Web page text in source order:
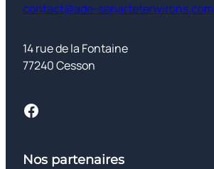
contact@ade-senartetenvirons.com
14 rue de la Fontaine
77240 Cesson
Facebook
Nos partenaires